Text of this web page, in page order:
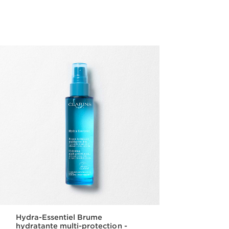
Hydra-Essentiel Brume
hydratante multi-protection -